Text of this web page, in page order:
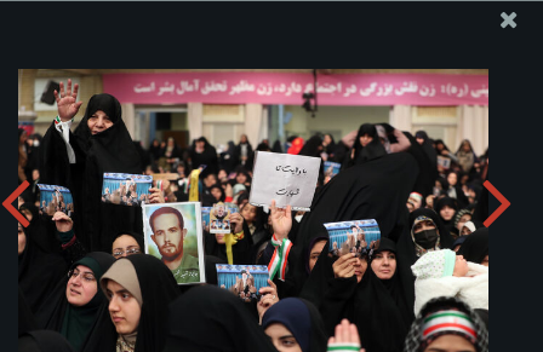
ارسال نامه
وجوهات
دیدار هزاران نفر از زنان و دختران دریافت آلبوم: zip